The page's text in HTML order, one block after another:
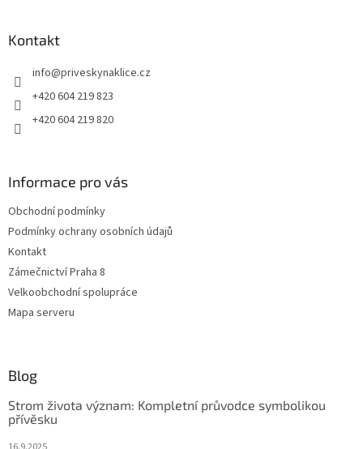
Kontakt
info@priveskynaklice.cz
+420 604 219 823
+420 604 219 820
Informace pro vás
Obchodní podmínky
Podmínky ochrany osobních údajů
Kontakt
Zámečnictví Praha 8
Velkoobchodní spolupráce
Mapa serveru
Blog
Strom života význam: Kompletní průvodce symbolikou
přívěsku